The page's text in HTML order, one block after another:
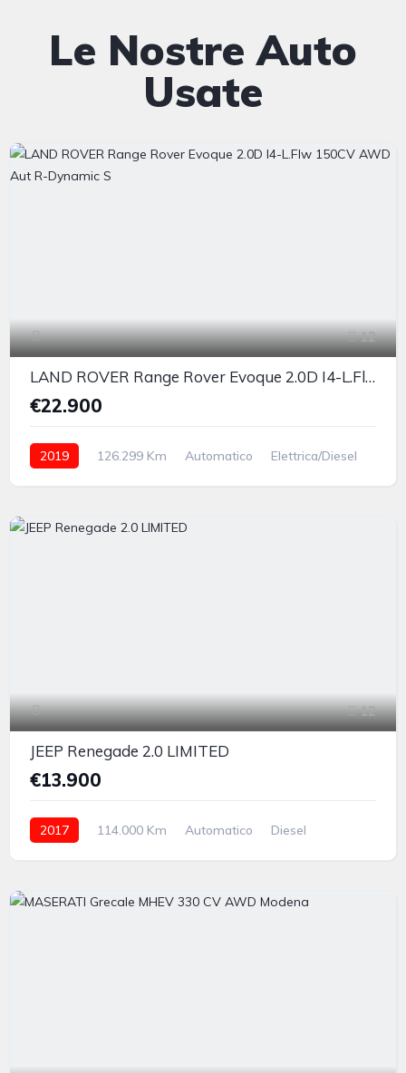
Le Nostre Auto
Usate
12
LAND ROVER Range Rover Evoque 2.0D I4-L.Flw 150CV AWD Aut R-Dynamic S
€22.900
2019 126.299 Km Automatico
Elettrica/Diesel
12
JEEP Renegade 2.0 LIMITED
€13.900
2017 114.000 Km Automatico
Diesel